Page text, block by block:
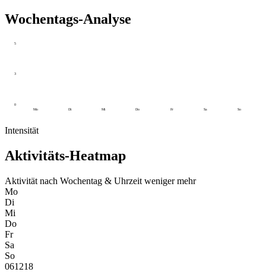
Wochentags-Analyse
0
3
5
Mo Di Mi Do Fr Sa So
Intensität
Aktivitäts-Heatmap
Aktivität nach Wochentag & Uhrzeit wenigermehr
Mo
Di
Mi
Do
Fr
Sa
So
061218